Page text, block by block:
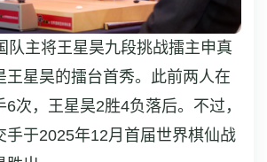
主将王星昊九段挑战擂主申真
王星昊的擂台首秀。此前两人在
次，王星昊2胜4负落后。不过，
手于2025年12月首届世界棋仙战